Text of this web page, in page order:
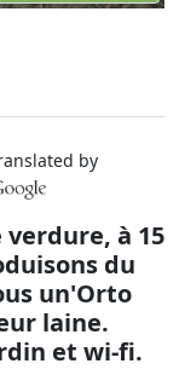
by
à 15
du
un'Orto
laine.
et wi-fi.